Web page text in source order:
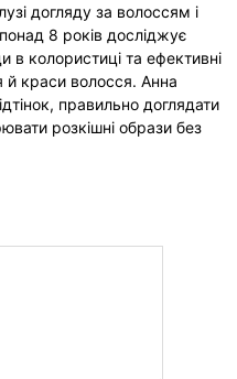
догляду за волоссям і
8 років досліджує
в колористиці та ефективні
й краси волосся. Анна
правильно доглядати
розкішні образи без